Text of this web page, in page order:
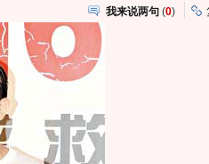
我来说两句 (0)